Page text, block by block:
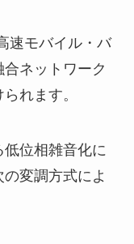
速モバイル・バ
ネットワーク
れます。
位相雑音化に
変調方式によ